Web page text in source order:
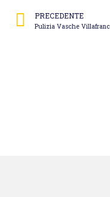
PRECEDENTE